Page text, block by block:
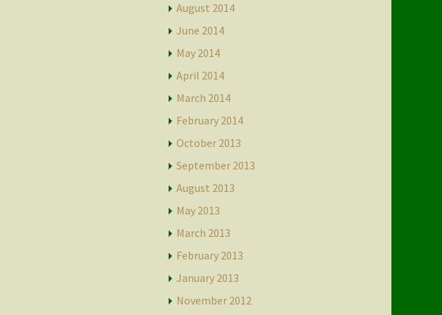
August 2014
June 2014
May 2014
April 2014
March 2014
February 2014
October 2013
September 2013
August 2013
May 2013
March 2013
February 2013
January 2013
November 2012